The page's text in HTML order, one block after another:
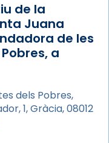
tingut lloc la
agraïment al
de la
Juana
de les
a
dels Pobres,
1, Gràcia, 08012